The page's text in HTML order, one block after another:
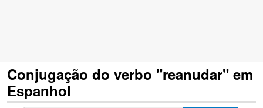
Conjugação do verbo "reanudar" em
Espanhol